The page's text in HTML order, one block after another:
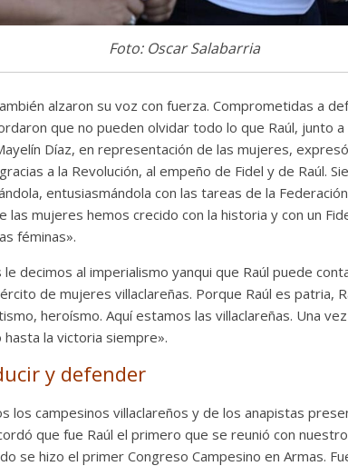
Foto: Oscar Salabarria
alzaron su voz con fuerza. Comprometidas a
que no pueden olvidar todo lo que Raúl, junto a
Díaz, en representación de las mujeres,
a la Revolución, al empeño de Fidel y de Raúl.
entusiasmándola con las tareas de la
mujeres hemos crecido con la historia y con un
féminas».
le decimos al imperialismo yanqui que Raúl puede
de mujeres villaclareñas. Porque Raúl es patria,
heroísmo. Aquí estamos las villaclareñas. Una
la victoria siempre».
y defender
los campesinos villaclareños y de los anapistas
que fue Raúl el primero que se reunió con
se hizo el primer Congreso Campesino en Armas.
30
0